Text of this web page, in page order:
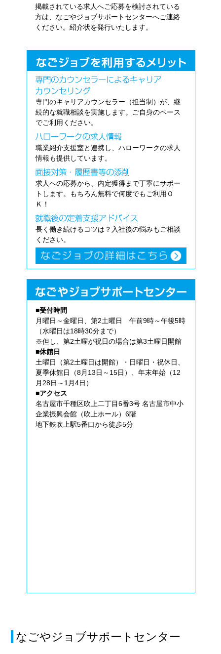
掲載されている求人へご応募を検討されている
方は、なごやジョブサポートセンターへご連絡
ください。紹介状を発行いたします。
専門のキャリアカウンセラー（担当制）が、継
続的な就職相談を実施します。ご自身のペース
でご利用ください。
職業紹介支援室と連携し、ハローワークの求人
情報も提供しています。
求人への応募から、内定獲得まで丁寧にサポー
トします。もちろん無料で何度でもご利用Ｏ
Ｋ！
長く働き続けるコツは？入社後の悩みもご相談
ください。
■受付時間
月曜日～金曜日、第2土曜日 午前9時～午後5時
（水曜日は18時30分まで）
※但し、第2土曜が祝日の場合は第3土曜日開館
■休館日
土曜日（第2土曜日は開館）・日曜日・祝休日、
夏季休館日（8月13日～15日）、年末年始（12
月28日～1月4日）
■アクセス
名古屋市千種区吹上二丁目6番3号 名古屋市中小
企業振興会館（吹上ホール）6階
地下鉄吹上駅5番口から徒歩5分
なごやジョブサポートセンター